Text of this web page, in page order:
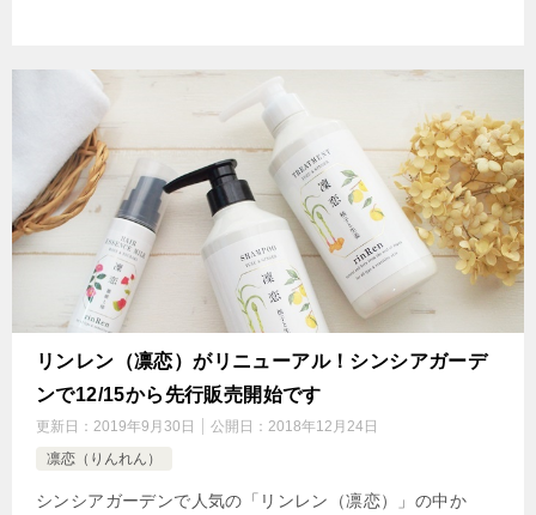
リンレン（凛恋）がリニューアル！シンシアガーデ
ンで12/15から先行販売開始です
更新日： 2019年9月30日 公開日： 2018年12月24日
凛恋（りんれん）
シンシアガーデンで人気の「リンレン（凛恋）」の中か